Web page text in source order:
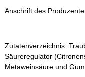
Anschrift des
Zutatenverzeichnis:
Säureregulator
Metaweinsäure und